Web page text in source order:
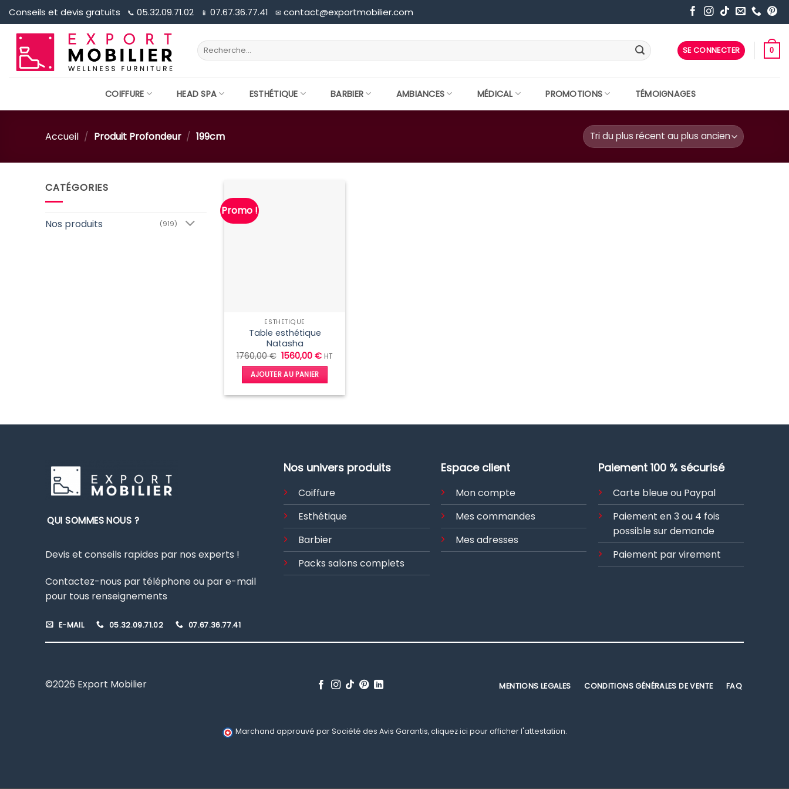
Passer
au
contenu
Conseils et devis gratuits 📞︎ 05.32.09.71.02 📱︎ 07.67.36.77.41 ✉ contact@exportmobilier.com
Recherche
pour :
SE CONNECTER 0
COIFFURE HEAD SPA ESTHÉTIQUE BARBIER AMBIANCES MÉDICAL PROMOTIONS TÉMOIGNAGES
Accueil / Produit Profondeur / 199cm
CATÉGORIES
Nos produits (919)
Promo !
ESTHÉTIQUE
Table esthétique
Natasha
1760,00€ Le
initial
était :
1560,00€Le
actuel
est :
HT
AJOUTER AU PANIER
QUI SOMMES NOUS ?
Devis et conseils rapides par nos experts !
Contactez-nous par téléphone ou par e-mail
pour tous renseignements
E-MAIL 05.32.09.71.02 07.67.36.77.41
Nos univers produits
Coiffure
Esthétique
Barbier
Packs salons complets
Espace client
Mon compte
Mes commandes
Mes adresses
Paiement 100 % sécurisé
Carte bleue ou Paypal
Paiement en 3 ou 4 fois
possible sur demande
Paiement par virement
©2026 Export Mobilier MENTIONS LEGALES CONDITIONS GÉNÉRALES DE VENTE FAQ
Marchand approuvé par Société des Avis Garantis,cliquez ici pour afficher l'attestation.